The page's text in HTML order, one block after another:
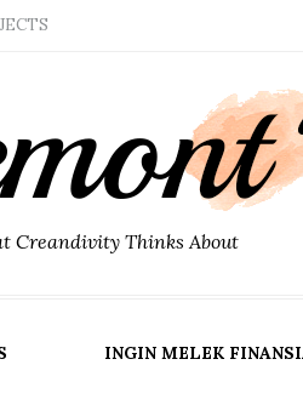
Creandivity Thinks About
INGIN MELEK